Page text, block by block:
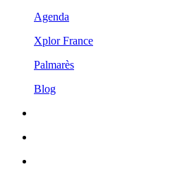
Agenda
Xplor France
Palmarès
Blog